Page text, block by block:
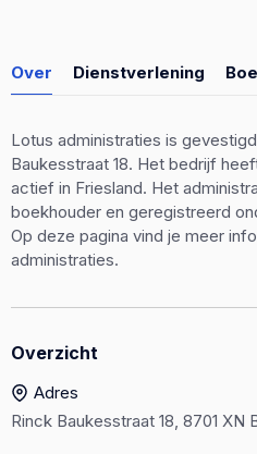
Over Dienstverlening
Lotus administraties is
Baukesstraat 18. Het bedrijf
actief in Friesland. Het
boekhouder en geregistreerd
Op deze pagina vind je meer
administraties.
Overzicht
Adres
Rinck Baukesstraat 18, 8701 XN